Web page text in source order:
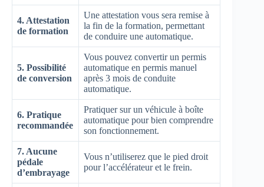
4. Attestation
de formation
Une attestation vous sera remise à
la fin de la formation, permettant
de conduire une automatique.
5. Possibilité
de conversion
Vous pouvez convertir un permis
automatique en permis manuel
après 3 mois de conduite
automatique.
6. Pratique
recommandée
Pratiquer sur un véhicule à boîte
automatique pour bien comprendre
son fonctionnement.
7. Aucune
pédale
d’embrayage
Vous n’utiliserez que le pied droit
pour l’accélérateur et le frein.